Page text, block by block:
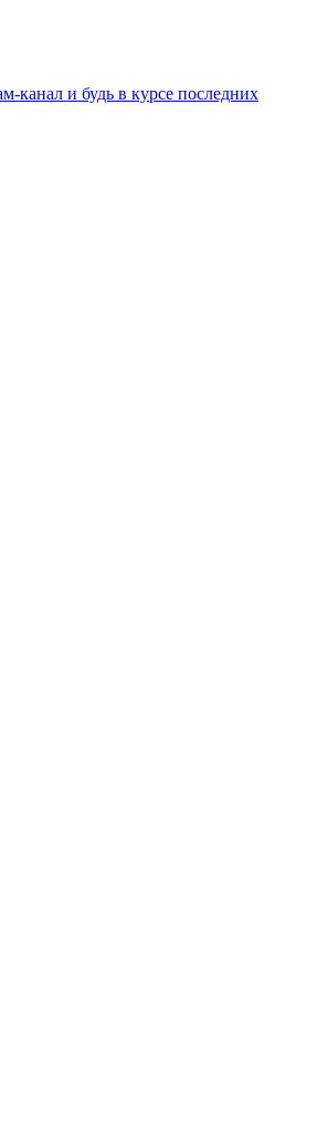
канал и будь в курсе последних